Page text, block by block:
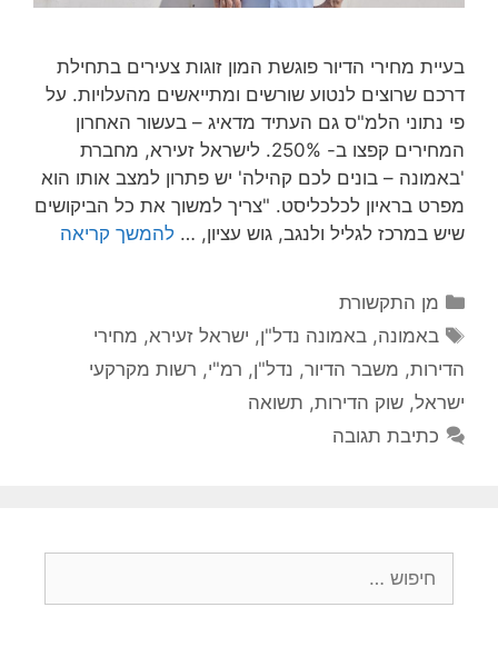
בעיית מחירי הדיור פוגשת המון זוגות צעירים בתחילת
דרכם שרוצים לנטוע שורשים ומתייאשים מהעלויות. על
פי נתוני הלמ"ס גם העתיד מדאיג – בעשור האחרון
המחירים קפצו ב- 250%. לישראל זעירא, מחברת
'באמונה – בונים לכם קהילה' יש פתרון למצב אותו הוא
מפרט בראיון לכלכליסט. "צריך למשוך את כל הביקושים
שיש במרכז לגליל ולנגב, גוש עציון, … להמשך קריאה
קטגוריות
מן התקשורת
תגיות
באמונה,באמונה נדל"ן, ישראל זעירא, מחירי
הדירות, משבר הדיור, נדל"ן, רמ"י, רשות מקרקעי
ישראל, שוק הדירות, תשואה
כתיבת תגובה